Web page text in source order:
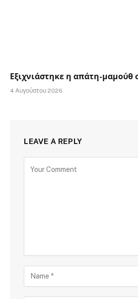
Εξιχνιάστηκε η απάτη-μαμούθ
4 Αυγούστου 2026
LEAVE A REPLY